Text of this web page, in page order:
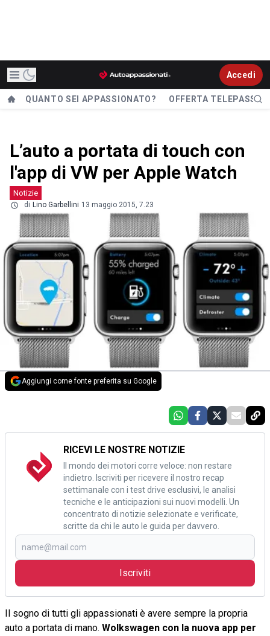
Accedi
QUANTO SEI APPASSIONATO? OFFERTA TELEPASS
L’auto a portata di touch con
l'app di VW per Apple Watch
Notizie
di Lino Garbellini 13 maggio 2015, 7.23
Aggiungi come fonte preferita su Google
RICEVI LE NOSTRE NOTIZIE
Il mondo dei motori corre veloce: non restare
indietro. Iscriviti per ricevere il nostro recap
settimanale con i test drive esclusivi, le analisi
tecniche e le anticipazioni sui nuovi modelli. Un
concentrato di notizie selezionate e verificate,
scritte da chi le auto le guida per davvero.
Iscriviti
Il sogno di tutti gli appassionati è avere sempre la propria
auto a portata di mano. Wolkswagen con la nuova app per